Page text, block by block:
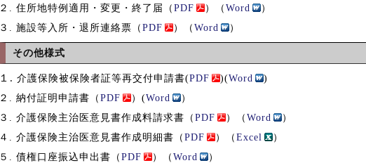
２. 住所地特例適用・変更・終了届（PDF ）（Word
）
３. 施設等入所・退所連絡票（PDF ）（Word ）
その他様式
１. 介護保険被保険者証等再交付申請書(PDF )(Word
)
２. 納付証明申請書（PDF ）(Word
）
３. 介護保険主治医意見書作成料請求書（PDF ）（Word
）
４. 介護保険主治医意見書作成明細書（PDF ）（Excel
）
５. 債権口座振込申出書（PDF ）（Word ）